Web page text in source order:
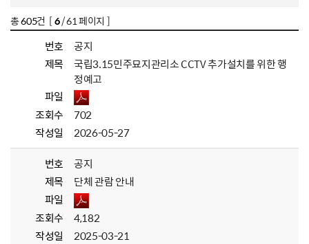
총605건 [6/ 61 페이지 ]
번호
공지
제목
국립3.15민주묘지관리소 CCTV 추가설치를 위한 행
정예고
파일
조회수
702
작성일
2026-05-27
번호
공지
제목
단체 관람 안내
파일
조회수
4,182
작성일
2025-03-21